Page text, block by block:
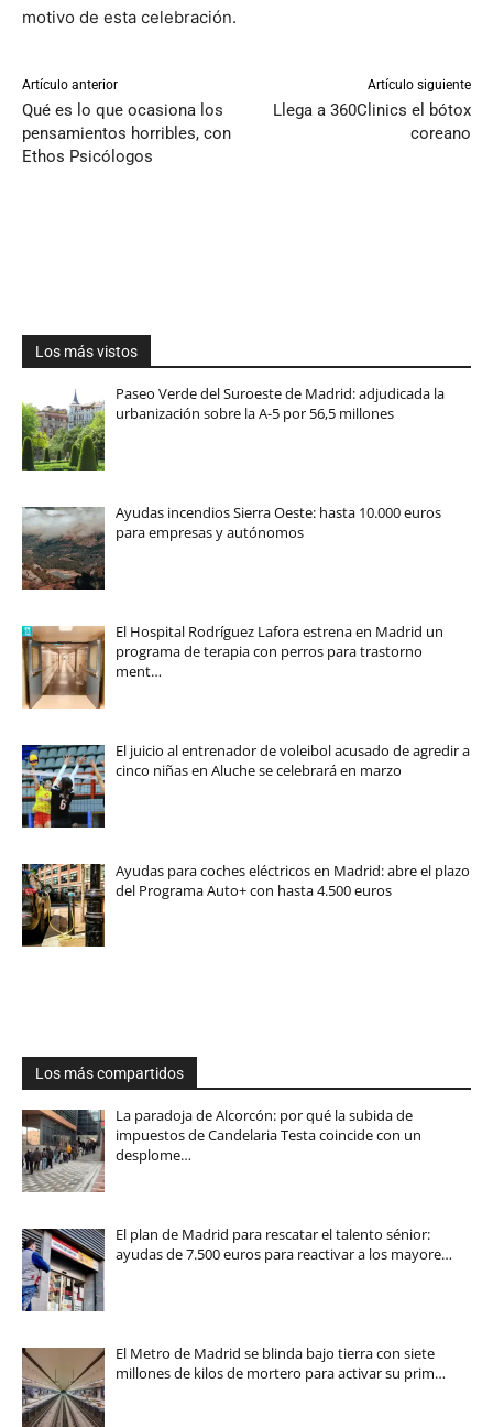
motivo de esta celebración.
Artículo anterior
Qué es lo que ocasiona los
pensamientos horribles, con
Ethos Psicólogos
Artículo siguiente
Llega a 360Clinics el bótox
coreano
Los más vistos
Paseo Verde del Suroeste de Madrid: adjudicada la
urbanización sobre la A-5 por 56,5 millones
Ayudas incendios Sierra Oeste: hasta 10.000 euros
para empresas y autónomos
El Hospital Rodríguez Lafora estrena en Madrid un
programa de terapia con perros para trastorno
ment…
El juicio al entrenador de voleibol acusado de agredir a
cinco niñas en Aluche se celebrará en marzo
Ayudas para coches eléctricos en Madrid: abre el plazo
del Programa Auto+ con hasta 4.500 euros
Los más compartidos
La paradoja de Alcorcón: por qué la subida de
impuestos de Candelaria Testa coincide con un
desplome…
El plan de Madrid para rescatar el talento sénior:
ayudas de 7.500 euros para reactivar a los mayore…
El Metro de Madrid se blinda bajo tierra con siete
millones de kilos de mortero para activar su prim…